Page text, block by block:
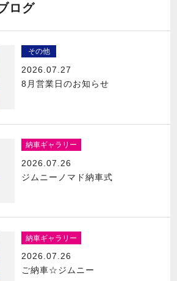
ログ
その他
2026.07.27
8月営業日のお知らせ
納車ギャラリー
2026.07.26
ジムニーノマド納車式
納車ギャラリー
2026.07.26
ご納車☆ジムニー